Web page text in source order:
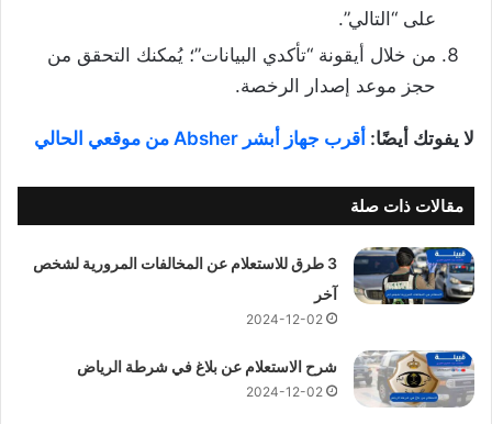
على “التالي”.
من خلال أيقونة “تأكدي البيانات”؛ يُمكنك التحقق من
حجز موعد إصدار الرخصة.
لا يفوتك أيضًا: أقرب جهاز أبشر Absher من موقعي الحالي
مقالات ذات صلة
3 طرق للاستعلام عن المخالفات المرورية لشخص
آخر
2024-12-02
شرح الاستعلام عن بلاغ في شرطة الرياض
2024-12-02